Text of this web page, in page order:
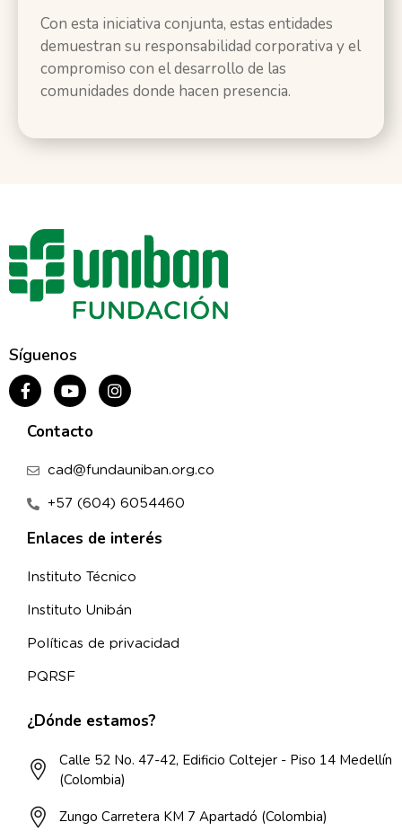
Con esta iniciativa conjunta, estas entidades
demuestran su responsabilidad corporativa y el
compromiso con el desarrollo de las
comunidades donde hacen presencia.
Síguenos
Contacto
cad@fundauniban.org.co
+57 (604) 6054460
Enlaces de interés
Instituto Técnico
Instituto Unibán
Políticas de privacidad
PQRSF
¿Dónde estamos?
Calle 52 No. 47-42, Edificio Coltejer - Piso 14 Medellín
(Colombia)
Zungo Carretera KM 7 Apartadó (Colombia)